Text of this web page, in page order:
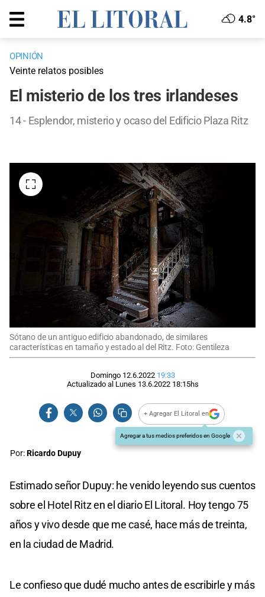
4.8°
OPINIÓN
Veinte relatos posibles
El misterio de los tres irlandeses
14 - Esplendor, misterio y ocaso del Edificio Plaza Ritz
Sótano de un antiguo edificio abandonado, de similares
características en tamaño y estado al del Ritz. Foto: Gentileza
Domingo 12.6.2022 19:33
Actualizado al Lunes 13.6.2022 18:15hs
+ Agregar El Litoral en
Agregar a tus medios preferidos en Google
Por:Ricardo Dupuy
Estimado señor Dupuy: he venido leyendo sus cuentos
sobre el Hotel Ritz en el diario El Litoral. Hoy tengo 75
años y vivo desde que me casé, hace más de treinta,
en la ciudad de Madrid.
Le confieso que dudé mucho antes de escribirle y más